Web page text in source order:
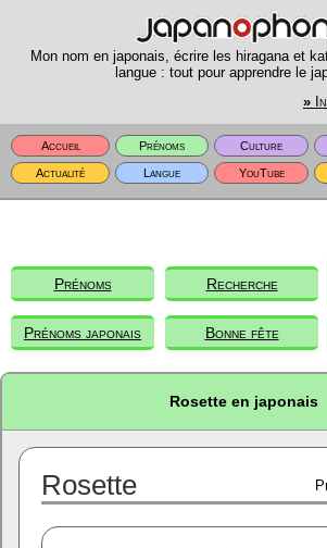
Mon nom en japonais, écrire les hiragana et
langue : tout pour apprendre le
»
Accueil Prénoms Culture
Actualité
Langue YouTube
Prénoms Recherche
Prénoms japonais Bonne fête
Rosette en japonais
Rosette